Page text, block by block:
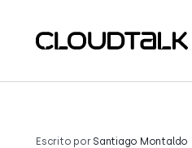
Escrito por Santiago Montaldo